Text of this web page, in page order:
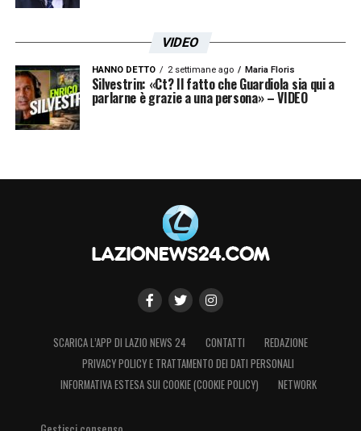
VIDEO
HANNO DETTO 2 settimane ago Maria Floris
Silvestrin: «Ct? Il fatto che Guardiola sia qui a
parlarne è grazie a una persona» – VIDEO
SCARICA L’APP DI LAZIO NEWS 24 CONTATTI
REDAZIONE
PRIVACY POLICY E TRATTAMENTO DEI DATI PERSONALI
INFORMATIVA ESTESA SUI COOKIE (COOKIE POLICY)
NETWORK